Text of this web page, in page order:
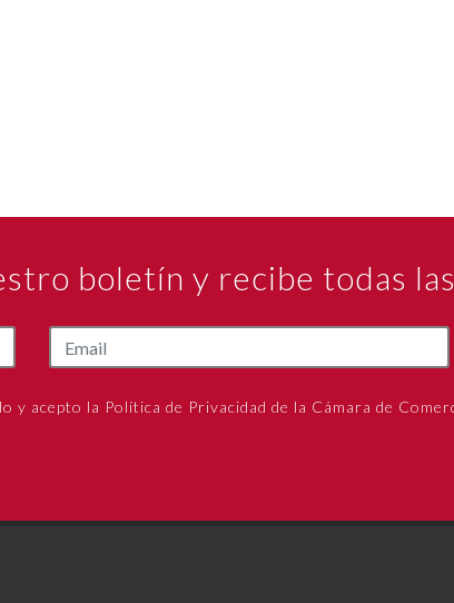
boletín y recibe todas
y acepto la Política de Privacidad de la Cámara de